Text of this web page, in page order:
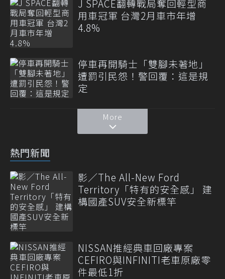
J SPACE翻轉戰局奪回輕型商
用車冠軍 台灣2月車市年增
4.8%
停車再開騎士「雙腳未著地」
遭罰引民怨！警回覆：這是規
定
More
熱門新聞
影／The All-New Ford
Territory「特有的安全感」 建
構國產SUV安全新標竿
NISSAN推經典車回廠專案
CEFIRO與INFINITI老車原廠零
件最低1折